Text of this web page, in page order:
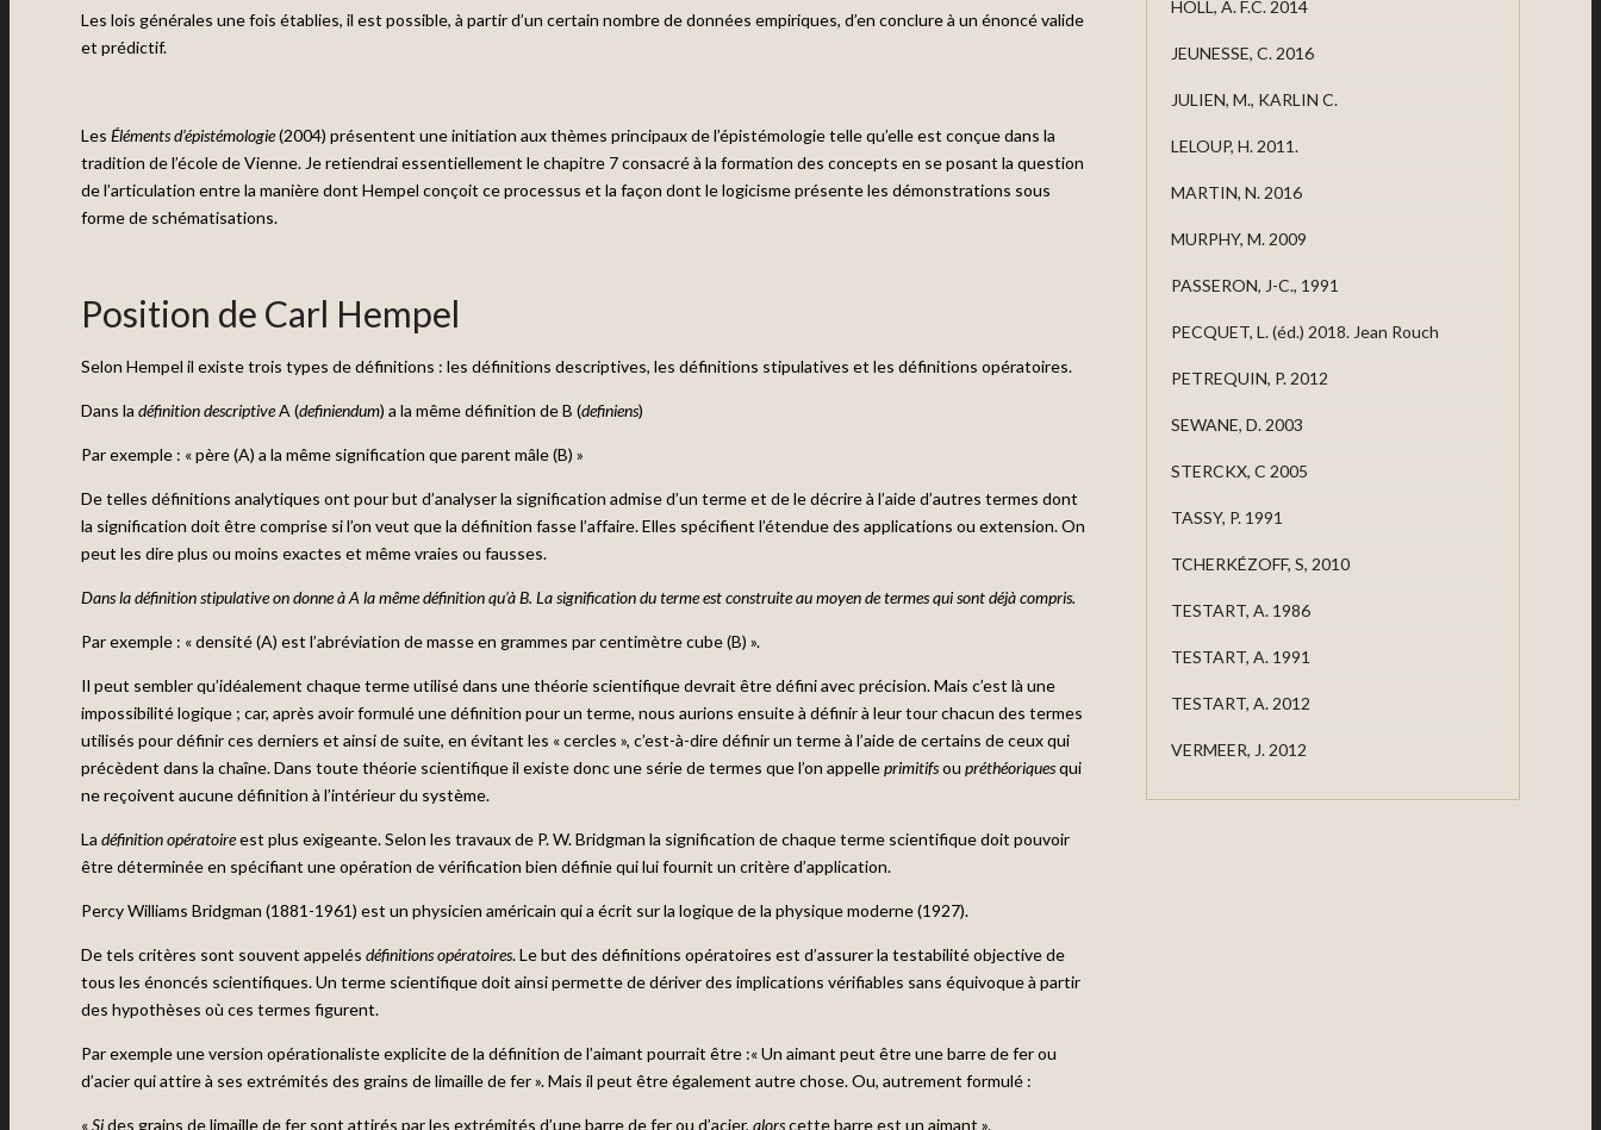
Les lois générales une fois établies, il est possible, à partir d’un certain nombre de données empiriques, d’en conclure à un énoncé valide
et prédictif.
Les Éléments d’épistémologie(2004) présentent une initiation aux thèmes principaux de l’épistémologie telle qu’elle est conçue dans la
tradition de l’école de Vienne. Je retiendrai essentiellement le chapitre 7 consacré à la formation des concepts en se posant la question
de l’articulation entre la manière dont Hempel conçoit ce processus et la façon dont le logicisme présente les démonstrations sous
forme de schématisations.
Position de Carl Hempel
Selon Hempel il existe trois types de définitions : les définitions descriptives, les définitions stipulatives et les définitions opératoires.
Dans la définition descriptiveA (definiendum) a la même définition de B (definiens)
Par exemple : « père (A) a la même signification que parent mâle (B) »
De telles définitions analytiques ont pour but d’analyser la signification admise d’un terme et de le décrire à l’aide d’autres termes dont
la signification doit être comprise si l’on veut que la définition fasse l’affaire. Elles spécifient l’étendue des applications ou extension. On
peut les dire plus ou moins exactes et même vraies ou fausses.
Dans la définition stipulativeon donne à A la même définition qu’à B. La signification du terme est construite au moyen de termes qui sont déjà compris.
Par exemple : « densité (A) est l’abréviation de masse en grammes par centimètre cube (B) ».
Il peut sembler qu’idéalement chaque terme utilisé dans une théorie scientifique devrait être défini avec précision. Mais c’est là une
impossibilité logique ; car, après avoir formulé une définition pour un terme, nous aurions ensuite à définir à leur tour chacun des termes
utilisés pour définir ces derniers et ainsi de suite, en évitant les « cercles », c’est-à-dire définir un terme à l’aide de certains de ceux qui
précèdent dans la chaîne. Dans toute théorie scientifique il existe donc une série de termes que l’on appelleprimitifsou préthéoriquesqui
ne reçoivent aucune définition à l’intérieur du système.
La définition opératoireest plus exigeante. Selon les travaux de P. W. Bridgman la signification de chaque terme scientifique doit pouvoir
être déterminée en spécifiant une opération de vérification bien définie qui lui fournit un critère d’application.
Percy Williams Bridgman (1881-1961) est un physicien américain qui a écrit sur la logique de la physique moderne (1927).
De tels critères sont souvent appelés définitions opératoires. Le but des définitions opératoires est d’assurer la testabilité objective de
tous les énoncés scientifiques. Un terme scientifique doit ainsi permette de dériver des implications vérifiables sans équivoque à partir
des hypothèses où ces termes figurent.
Par exemple une version opérationaliste explicite de la définition de l’aimant pourrait être :« Un aimant peut être une barre de fer ou
d’acier qui attire à ses extrémités des grains de limaille de fer ». Mais il peut être également autre chose. Ou, autrement formulé :
«Sides grains de limaille de fer sont attirés par les extrémités d’une barre de fer ou d’acier, alorscette barre est un aimant ».
HOLL, A. F.C. 2014
JEUNESSE, C. 2016
JULIEN, M., KARLIN C.
LELOUP, H. 2011.
MARTIN, N. 2016
MURPHY, M. 2009
PASSERON, J-C., 1991
PECQUET, L. (éd.) 2018. Jean Rouch
PETREQUIN, P. 2012
SEWANE, D. 2003
STERCKX, C 2005
TASSY, P. 1991
TCHERKÉZOFF, S, 2010
TESTART, A. 1986
TESTART, A. 1991
TESTART, A. 2012
VERMEER, J. 2012